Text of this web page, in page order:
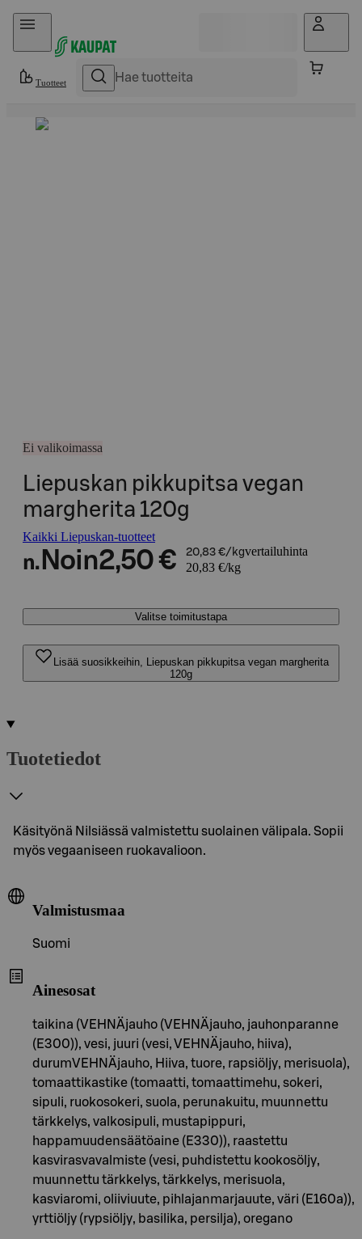
Hyppää sisältöön
Tuotteet
Ei valikoimassa
Liepuskan pikkupitsa vegan
margherita 120g
Kaikki Liepuskan-tuotteet
n. Noin2,50 € 20,83 €/kgvertailuhinta
20,83 €/kg
Valitse toimitustapa
Lisää suosikkeihin, Liepuskan pikkupitsa vegan margherita
120g
Tuotetiedot
Käsityönä Nilsiässä valmistettu suolainen välipala. Sopii
myös vegaaniseen ruokavalioon.
Valmistusmaa
Suomi
Ainesosat
taikina (VEHNÄjauho (VEHNÄjauho, jauhonparanne
(E300)), vesi, juuri (vesi, VEHNÄjauho, hiiva),
durumVEHNÄjauho, Hiiva, tuore, rapsiöljy, merisuola),
tomaattikastike (tomaatti, tomaattimehu, sokeri,
sipuli, ruokosokeri, suola, perunakuitu, muunnettu
tärkkelys, valkosipuli, mustapippuri,
happamuudensäätöaine (E330)), raastettu
kasvirasvavalmiste (vesi, puhdistettu kookosöljy,
muunnettu tärkkelys, tärkkelys, merisuola,
kasviaromi, oliiviuute, pihlajanmarjauute, väri (E160a)),
yrttiöljy (rypsiöljy, basilika, persilja), oregano